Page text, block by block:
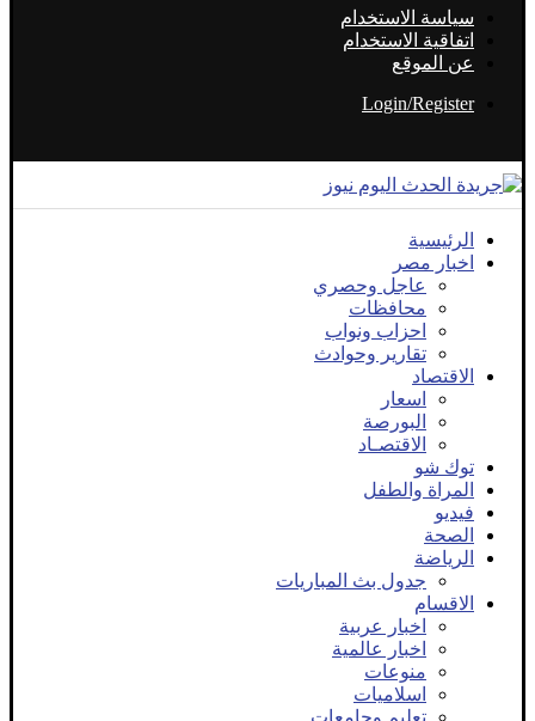
سياسة الاستخدام
اتفاقية الاستخدام
عن الموقع
Login/Register
الرئيسية
اخبار مصر
عاجل وحصري
محافظات
احزاب ونواب
تقارير وحوادث
الاقتصاد
اسعار
البورصة
الاقتصـاد
توك شو
المراة والطفل
فيديو
الصحة
الرياضة
جدول بث المباريات
الاقسام
اخبار عربية
اخبار عالمية
منوعات
اسلاميات
تعليم وجامعات